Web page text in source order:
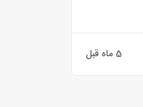
5 ماه قبل